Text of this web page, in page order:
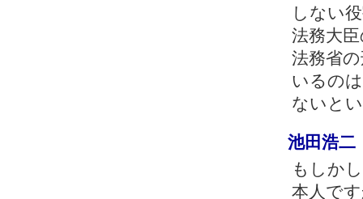
しない
法務大
法務省
いるの
ないと
池田浩二
もしか
本人で